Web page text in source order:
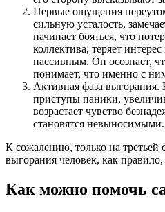
Первые ощущения
сильную усталость,
начинает бояться, что
коллектива, теряет
пассивным. Он осознает,
понимает, что именно с
Активная фаза выгорания.
приступы паники,
возрастает чувство
становятся невыносимыми.
К сожалению, только на третьей
выгорания человек, как
Как можно помочь